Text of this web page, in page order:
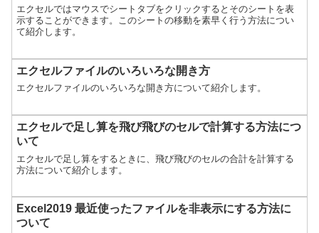
エクセルではマウスでシートタブをクリックするとそのシートを表
示することができます。このシートの移動を素早く行う方法につい
て紹介します。
エクセルファイルのいろいろな開き方
エクセルファイルのいろいろな開き方について紹介します。
エクセルで足し算を飛び飛びのセルで計算する方法につ
いて
エクセルで足し算をするときに、飛び飛びのセルの合計を計算する
方法について紹介します。
Excel2019 最近使ったファイルを非表示にする方法に
ついて